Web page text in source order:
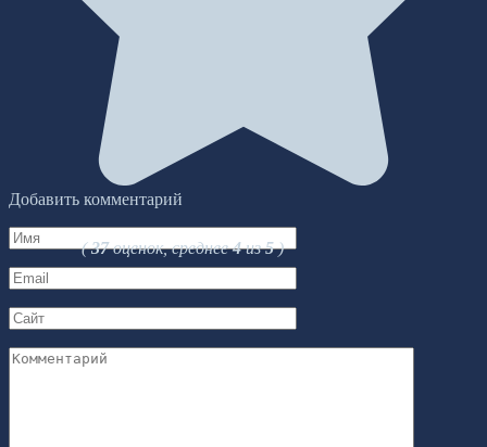
(37оценок, среднее4из5)
Добавить комментарий
Имя
*
Email
*
Сайт
Комментарий